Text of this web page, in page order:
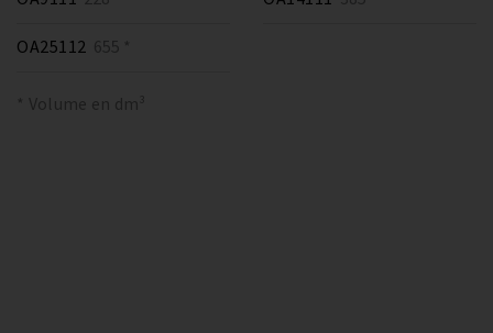
OA25112 655 *
* Volume en dm³